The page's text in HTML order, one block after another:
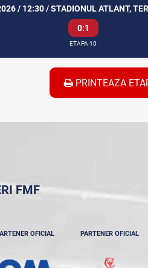
/ 12:30 / STADIONUL ATLANT,
0:1
ETAPA 10
PRINTEAZA
FMF
OFICIAL PARTENER OFICIAL